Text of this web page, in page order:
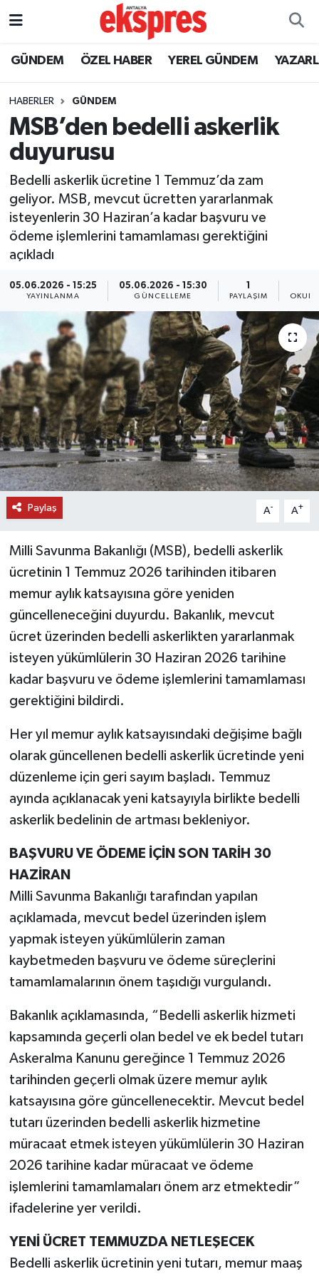
GÜNDEM ÖZEL HABER YEREL GÜNDEM
HABERLER GÜNDEM
MSB’den bedelli askerlik
duyurusu
Bedelli askerlik ücretine 1 Temmuz’da zam
geliyor. MSB, mevcut ücretten yararlanmak
isteyenlerin 30 Haziran’a kadar başvuru ve
ödeme işlemlerini tamamlaması gerektiğini
açıkladı
05.06.2026 - 15:25
YAYINLANMA
05.06.2026 - 15:30
GÜNCELLEME
1
PAYLAŞIM
Paylaş A- A+
Milli Savunma Bakanlığı (MSB), bedelli askerlik
ücretinin 1 Temmuz 2026 tarihinden itibaren
memur aylık katsayısına göre yeniden
güncelleneceğini duyurdu. Bakanlık, mevcut
ücret üzerinden bedelli askerlikten yararlanmak
isteyen yükümlülerin 30 Haziran 2026 tarihine
kadar başvuru ve ödeme işlemlerini tamamlaması
gerektiğini bildirdi.
Her yıl memur aylık katsayısındaki değişime bağlı
olarak güncellenen bedelli askerlik ücretinde yeni
düzenleme için geri sayım başladı. Temmuz
ayında açıklanacak yeni katsayıyla birlikte bedelli
askerlik bedelinin de artması bekleniyor.
BAŞVURU VE ÖDEME İÇİN SON TARİH 30
HAZİRAN
Milli Savunma Bakanlığı tarafından yapılan
açıklamada, mevcut bedel üzerinden işlem
yapmak isteyen yükümlülerin zaman
kaybetmeden başvuru ve ödeme süreçlerini
tamamlamalarının önem taşıdığı vurgulandı.
Bakanlık açıklamasında, “Bedelli askerlik hizmeti
kapsamında geçerli olan bedel ve ek bedel tutarı
Askeralma Kanunu gereğince 1 Temmuz 2026
tarihinden geçerli olmak üzere memur aylık
katsayısına göre güncellenecektir. Mevcut bedel
tutarı üzerinden bedelli askerlik hizmetine
müracaat etmek isteyen yükümlülerin 30 Haziran
2026 tarihine kadar müracaat ve ödeme
işlemlerini tamamlamaları önem arz etmektedir”
ifadelerine yer verildi.
YENİ ÜCRET TEMMUZDA NETLEŞECEK
Bedelli askerlik ücretinin yeni tutarı, memur maaş
ÖZEL HABER
YEREL GÜNDEM
EKONOMİ
KÜLTÜR - SANAT
SPOR
SAĞLIK
DÜNYA
EĞİTİM
TURİZM
RÖPORTAJ
VİDEO HABERLER
MAGAZİN
Nöbetçi Eczaneler
Trafik Durumu
Süper Lig Puan Durumu ve Fikstür
Tüm Manşetler
Son Dakika Haberleri